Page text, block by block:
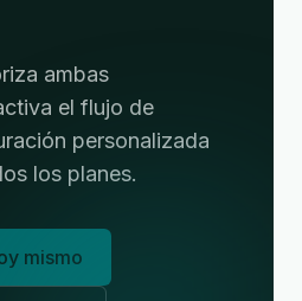
ambas
el flujo de
personalizada
los planes.
mismo